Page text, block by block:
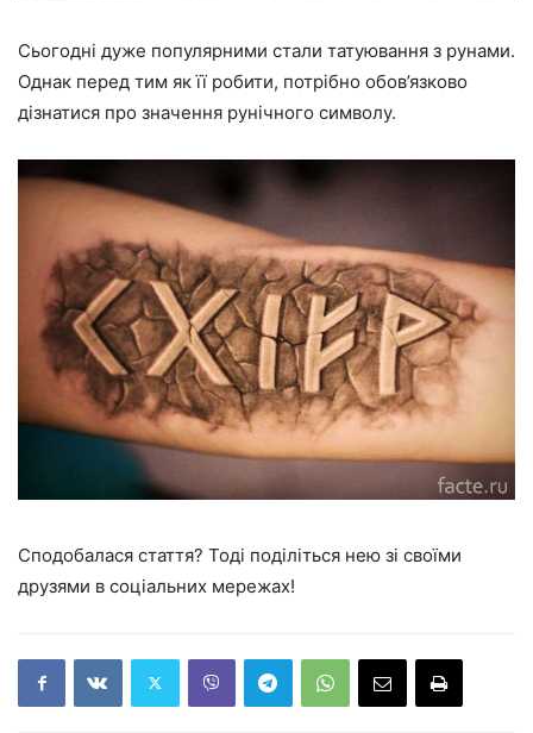
Сьогодні дуже популярними стали татуювання з рунами.
Однак перед тим як її робити, потрібно обов’язково
дізнатися про значення рунічного символу.
Сподобалася стаття? Тоді поділіться нею зі своїми
друзями в соціальних мережах!